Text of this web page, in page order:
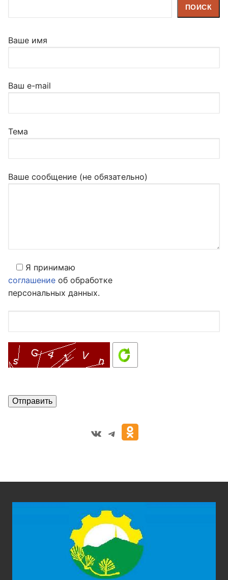
ПОИСК
Ваше имя
Ваш e-mail
Тема
Ваше сообщение (не обязательно)
Я принимаю
соглашение об обработке
персональных данных.
VK Telegram